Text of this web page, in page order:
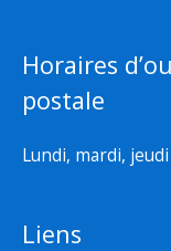
Horaires
postale
Lundi, mardi,
Liens